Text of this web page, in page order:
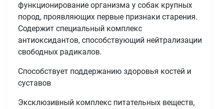
функционирование организма у собак крупных
пород, проявляющих первые признаки старения.
Содержит специальный комплекс
антиоксидантов, способствующий нейтрализации
свободных радикалов.
Способствует поддержанию здоровья костей и
суставов
Эксклюзивный комплекс питательных веществ,